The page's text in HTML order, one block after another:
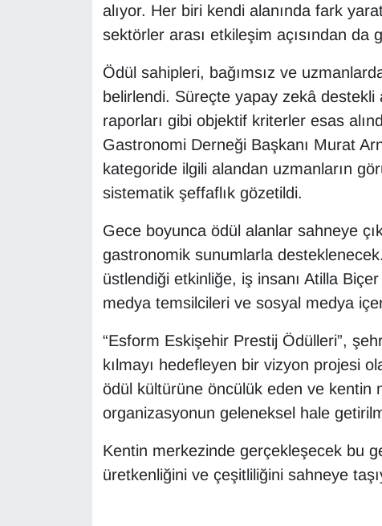
alıyor. Her biri kendi alanında fark
sektörler arası etkileşim açısından da
Ödül sahipleri, bağımsız ve
belirlendi. Süreçte yapay zekâ
raporları gibi objektif kriterler esas
Gastronomi Derneği Başkanı Murat
kategoride ilgili alandan uzmanların
sistematik şeffaflık gözetildi.
Gece boyunca ödül alanlar sahneye
gastronomik sunumlarla
üstlendiği etkinliğe, iş insanı Atilla
medya temsilcileri ve sosyal medya
“Esform Eskişehir Prestij Ödülleri”,
kılmayı hedefleyen bir vizyon projesi
ödül kültürüne öncülük eden ve kentin
organizasyonun geleneksel hale
Kentin merkezinde gerçekleşecek bu
üretkenliğini ve çeşitliliğini sahneye